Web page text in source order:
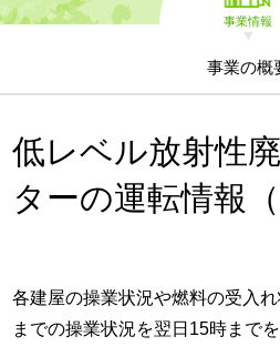
事業情報
事業の概
低レベル放射性
ターの運転情報（
各建屋の操業状況や燃料の受入
までの操業状況を翌日15時まで